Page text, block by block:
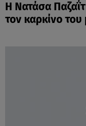
Η Νατάσα
τον καρκίνο